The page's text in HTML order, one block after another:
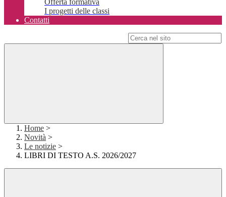
Offerta formativa
I progetti delle classi
Contatti
Home >
Novità >
Le notizie >
LIBRI DI TESTO A.S. 2026/2027